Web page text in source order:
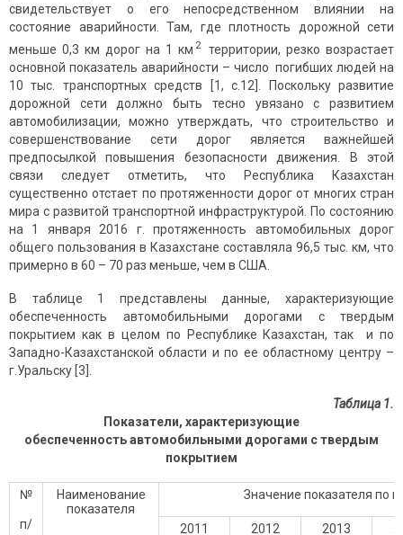
свидетельствует о его непосредственном влиянии на
состояние аварийности. Там, где плотность дорожной сети
меньше 0,3 км дорог на 1 км 2 территории, резко возрастает
основной показа­тель аварийности – число погибших людей на
10 тыс. транспортных средств [1, с.12]. Поскольку развитие
дорожной сети должно быть тесно увя­зано с развитием
автомобилизации, можно утверждать, что строитель­ство и
совершенствование сети дорог является важнейшей
предпосылкой повышения безопасно­сти движения. В этой
связи следует отметить, что Республика Казахстан
существенно отстает по протяженности дорог от многих стран
мира с развитой транспортной инфраструктурой. По состоянию
на 1 января 2016 г. протяженность автомобильных дорог
общего пользования в Казахстане составляла 96,5 тыс. км, что
примерно в 60 – 70 раз меньше, чем в США.
В таблице 1 представлены данные, характеризующие
обеспеченность автомобильными дорогами с твердым
покрытием как в целом по Республике Казахстан, так и по
Западно-Казахстанской области и по ее областному центру –
г.Уральску [3].
Таблица 1.
Показатели, характеризующие
обеспеченность автомобильными дорогами с твердым
покрытием
№
п/
Наименование
показателя
Значение показателя по
2011 2012 2013